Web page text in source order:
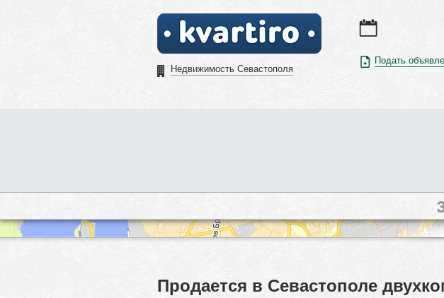
Недвижимость Севастополя
Подать
Продается в Севастополе